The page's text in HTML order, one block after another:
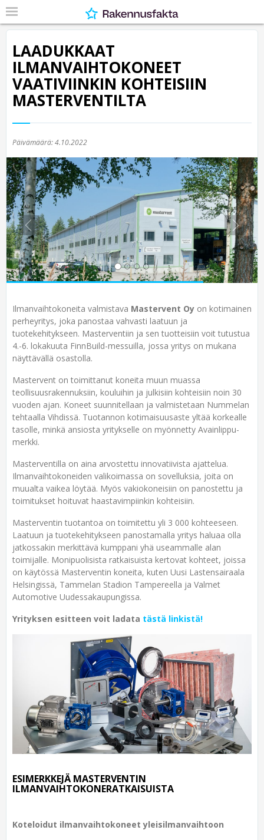
LAADUKKAAT
ILMANVAIHTOKONEET
VAATIVIINKIN KOHTEISIIN
MASTERVENTILTA
Päivämäärä:4.10.2022
Previous Next
Ilmanvaihtokoneita valmistava Mastervent Oy on kotimainen
perheyritys, joka panostaa vahvasti laatuun ja
tuotekehitykseen. Masterventiin ja sen tuotteisiin voit tutustua
4.-6. lokakuuta FinnBuild-messuilla, jossa yritys on mukana
näyttävällä osastolla.
Mastervent on toimittanut koneita muun muassa
teollisuusrakennuksiin, kouluihin ja julkisiin kohteisiin noin 30
vuoden ajan. Koneet suunnitellaan ja valmistetaan Nummelan
tehtaalla Vihdissä. Tuotannon kotimaisuusaste yltää korkealle
tasolle, minkä ansiosta yritykselle on myönnetty Avainlippu-
merkki.
Masterventilla on aina arvostettu innovatiivista ajattelua.
Ilmanvaihtokoneiden valikoimassa on sovelluksia, joita on
muualta vaikea löytää. Myös vakiokoneisiin on panostettu ja
toimitukset hoituvat haastavimpiinkin kohteisiin.
Masterventin tuotantoa on toimitettu yli 3 000 kohteeseen.
Laatuun ja tuotekehitykseen panostamalla yritys haluaa olla
jatkossakin merkittävä kumppani yhä useammalle alan
toimijalle. Monipuolisista ratkaisuista kertovat kohteet, joissa
on käytössä Masterventin koneita, kuten Uusi Lastensairaala
Helsingissä, Tammelan Stadion Tampereella ja Valmet
Automotive Uudessakaupungissa.
Yrityksen esitteen voit ladata tästä linkistä!
ESIMERKKEJÄ MASTERVENTIN
ILMANVAIHTOKONERATKAISUISTA
Koteloidut ilmanvaihtokoneet yleisilmanvaihtoon